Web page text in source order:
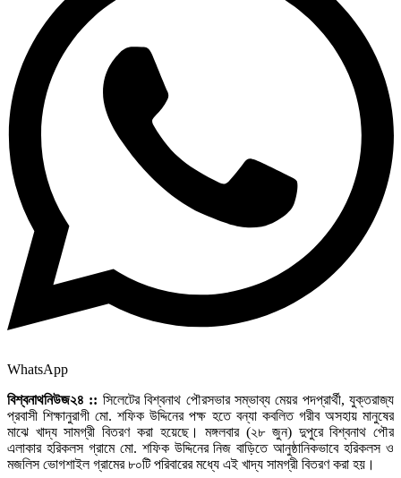
WhatsApp
বিশ্বনাথনিউজ২৪ :: সিলেটের বিশ্বনাথ পৌরসভার সম্ভাব্য মেয়র পদপ্রার্থী, যুক্তরাজ্য
প্রবাসী শিক্ষানুরাগী মো. শফিক উদ্দিনের পক্ষ হতে বন্যা কবলিত গরীব অসহায় মানুষের
মাঝে খাদ্য সামগ্রী বিতরণ করা হয়েছে। মঙ্গলবার (২৮ জুন) দুপুরে বিশ্বনাথ পৌর
এলাকার হরিকলস গ্রামে মো. শফিক উদ্দিনের নিজ বাড়িতে আনুষ্ঠানিকভাবে হরিকলস ও
মজলিস ভোগশাইল গ্রামের ৮০টি পরিবারের মধ্যে এই খাদ্য সামগ্রী বিতরণ করা হয়।